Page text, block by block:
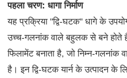
पहला चरण: धागा निर्माण
यह प्रक्रिया "द्वि-घटक" धागे के
उच्च-गलनांक वाले बहुलक से बने होते
फिलामेंट बनाता है, जो निम्न-गलनांक
है। इन द्वि-घटक यार्न के उत्पादन के